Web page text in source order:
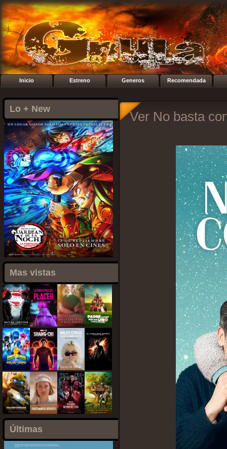
Inicio Estreno Generos Recomendada
Lo + New
Mas vistas
Últimas
Ver No basta